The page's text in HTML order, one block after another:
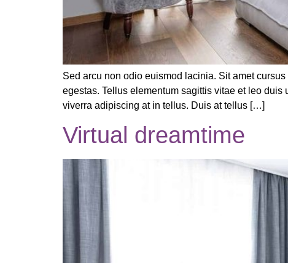
Sed arcu non odio euismod lacinia. Sit amet
egestas. Tellus elementum sagittis vitae et leo
viverra adipiscing at in tellus. Duis at tellus […]
Virtual dreamtime